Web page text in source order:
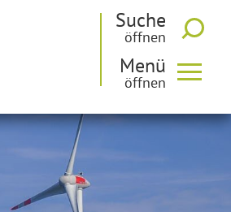
Suche
Menü